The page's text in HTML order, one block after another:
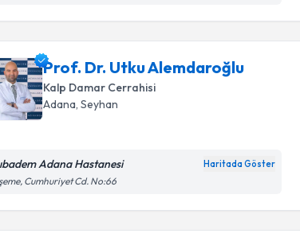
Prof. Dr. Utku Alemdaroğlu
Kalp Damar Cerrahisi
Adana, Seyhan
Adana Hastanesi Haritada Göster
Cumhuriyet Cd. No:66